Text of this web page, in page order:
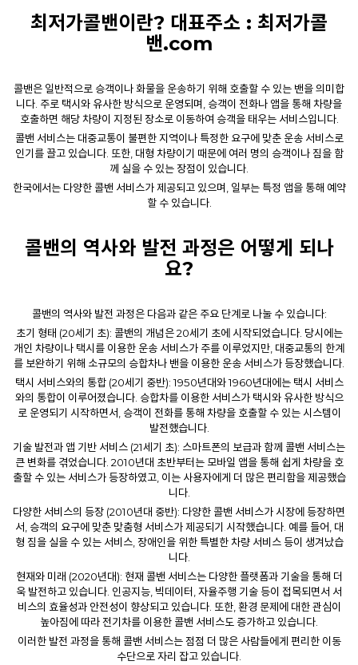
최저가콜밴이란? 대표주소 : 최저가콜
밴.com
콜밴은 일반적으로 승객이나 화물을 운송하기 위해 호출할 수 있는 밴을 의미합
니다. 주로 택시와 유사한 방식으로 운영되며, 승객이 전화나 앱을 통해 차량을
호출하면 해당 차량이 지정된 장소로 이동하여 승객을 태우는 서비스입니다.
콜밴 서비스는 대중교통이 불편한 지역이나 특정한 요구에 맞춘 운송 서비스로
인기를 끌고 있습니다. 또한, 대형 차량이기 때문에 여러 명의 승객이나 짐을 함
께 실을 수 있는 장점이 있습니다.
한국에서는 다양한 콜밴 서비스가 제공되고 있으며, 일부는 특정 앱을 통해 예약
할 수 있습니다.
콜밴의 역사와 발전 과정은 어떻게 되나
요?
콜밴의 역사와 발전 과정은 다음과 같은 주요 단계로 나눌 수 있습니다:
초기 형태 (20세기 초): 콜밴의 개념은 20세기 초에 시작되었습니다. 당시에는
개인 차량이나 택시를 이용한 운송 서비스가 주를 이루었지만, 대중교통의 한계
를 보완하기 위해 소규모의 승합차나 밴을 이용한 운송 서비스가 등장했습니다.
택시 서비스와의 통합 (20세기 중반): 1950년대와 1960년대에는 택시 서비스
와의 통합이 이루어졌습니다. 승합차를 이용한 서비스가 택시와 유사한 방식으
로 운영되기 시작하면서, 승객이 전화를 통해 차량을 호출할 수 있는 시스템이
발전했습니다.
기술 발전과 앱 기반 서비스 (21세기 초): 스마트폰의 보급과 함께 콜밴 서비스는
큰 변화를 겪었습니다. 2010년대 초반부터는 모바일 앱을 통해 쉽게 차량을 호
출할 수 있는 서비스가 등장하였고, 이는 사용자에게 더 많은 편리함을 제공했습
니다.
다양한 서비스의 등장 (2010년대 중반): 다양한 콜밴 서비스가 시장에 등장하면
서, 승객의 요구에 맞춘 맞춤형 서비스가 제공되기 시작했습니다. 예를 들어, 대
형 짐을 실을 수 있는 서비스, 장애인을 위한 특별한 차량 서비스 등이 생겨났습
니다.
현재와 미래 (2020년대): 현재 콜밴 서비스는 다양한 플랫폼과 기술을 통해 더
욱 발전하고 있습니다. 인공지능, 빅데이터, 자율주행 기술 등이 접목되면서 서
비스의 효율성과 안전성이 향상되고 있습니다. 또한, 환경 문제에 대한 관심이
높아짐에 따라 전기차를 이용한 콜밴 서비스도 증가하고 있습니다.
이러한 발전 과정을 통해 콜밴 서비스는 점점 더 많은 사람들에게 편리한 이동
수단으로 자리 잡고 있습니다.